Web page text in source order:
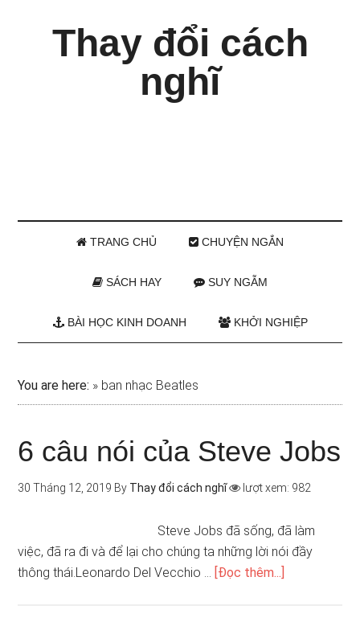
Thay đổi cách
nghĩ
TRANG CHỦ CHUYỆN NGẮN
SÁCH HAY SUY NGẪM
BÀI HỌC KINH DOANH KHỞI NGHIỆP
You are here: » ban nhạc Beatles
6 câu nói của Steve Jobs
30 Tháng 12, 2019 By Thay đổi cách nghĩ lượt xem: 982
Steve Jobs đã sống, đã làm
việc, đã ra đi và để lại cho chúng ta những lời nói đầy
thông thái.Leonardo Del Vecchio … [Đọc thêm...]